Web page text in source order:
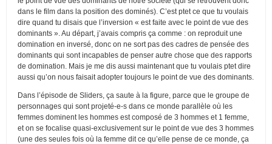
dans le film dans la position des dominés). C’est ptet ce que tu voulais
dire quand tu disais que l’inversion « est faite avec le point de vue des
dominants ». Au départ, j’avais compris ça comme : on reproduit une
domination en inversé, donc on ne sort pas des cadres de pensée des
dominants qui sont incapables de penser autre chose que des rapports
de domination. Mais je me dis aussi maintenant que tu voulais ptet dire
aussi qu’on nous faisait adopter toujours le point de vue des dominants.
Dans l’épisode de Sliders, ça saute à la figure, parce que le groupe de
personnages qui sont projeté-e-s dans ce monde parallèle où les
femmes dominent les hommes est composé de 3 hommes et 1 femme,
et on se focalise quasi-exclusivement sur le point de vue des 3 hommes
(une des seules fois où la femme dit ce qu’elle pense de ce monde, ça